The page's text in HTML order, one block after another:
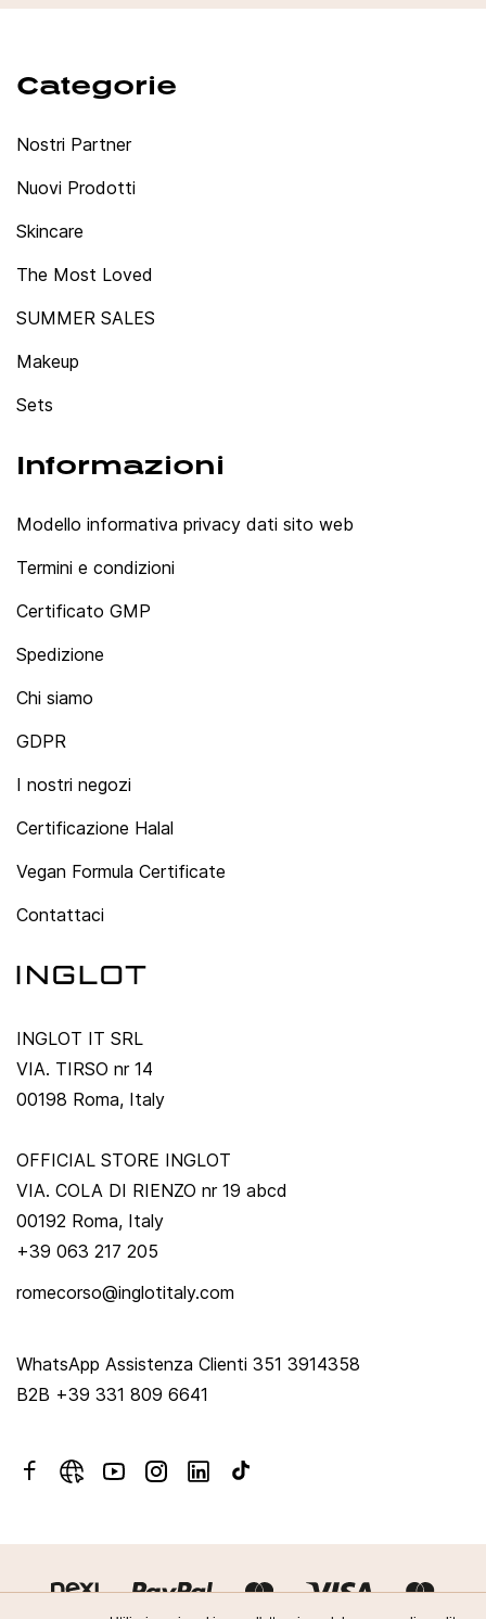
Categorie
Nostri Partner
Nuovi Prodotti
Skincare
The Most Loved
SUMMER SALES
Makeup
Sets
Informazioni
Modello informativa privacy dati sito web
Termini e condizioni
Certificato GMP
Spedizione
Chi siamo
GDPR
I nostri negozi
Certificazione Halal
Vegan Formula Certificate
Contattaci
INGLOT IT SRL
VIA. TIRSO nr 14
00198 Roma, Italy
OFFICIAL STORE INGLOT
VIA. COLA DI RIENZO nr 19 abcd
00192 Roma, Italy
+39 063 217 205
romecorso@inglotitaly.com
WhatsApp Assistenza Clienti 351 3914358
B2B +39 331 809 6641